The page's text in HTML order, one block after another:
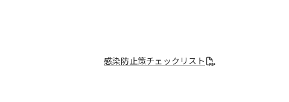
感染防止策チェックリスト